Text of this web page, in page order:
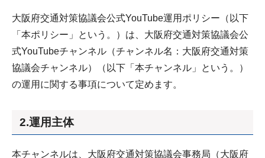
大阪府交通対策協議会公式YouTube運用ポリシー（以下
「本ポリシー」という。）は、大阪府交通対策協議会公
式YouTubeチャンネル（チャンネル名：大阪府交通対策
協議会チャンネル）（以下「本チャンネル」という。）
の運用に関する事項について定めます。
2.運用主体
本チャンネルは、大阪府交通対策協議会事務局（大阪府